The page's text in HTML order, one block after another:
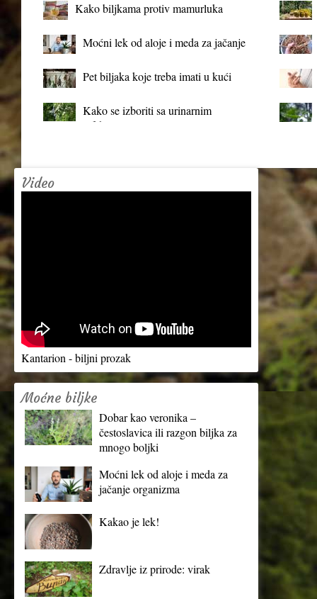
Kako biljkama protiv mamurluka
Moćni lek od aloje i meda za jačanje
Pet biljaka koje treba imati u kući
Kako se izboriti sa urinarnim
infekcijama?
Video
Kantarion - biljni prozak
Moćne biljke
Dobar kao veronika –
čestoslavica ili razgon biljka za
mnogo boljki
Moćni lek od aloje i meda za
jačanje organizma
Kakao je lek!
Zdravlje iz prirode: virak